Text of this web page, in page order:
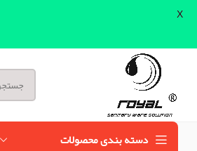
دسته بندی محصولات
X